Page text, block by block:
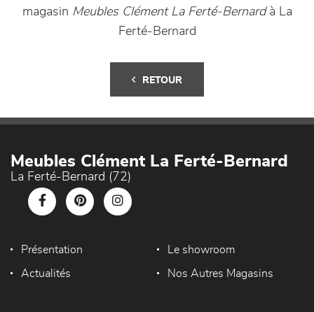
magasin Meubles Clément La Ferté-Bernardà La
Ferté-Bernard
RETOUR
Meubles Clément La Ferté-Bernard
La Ferté-Bernard (72)
Présentation Le showroom
Actualités Nos Autres Magasins